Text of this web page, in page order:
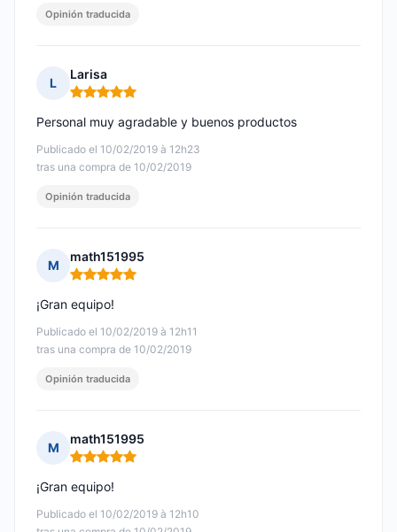
Opinión traducida
L
Larisa
Nota: 5 de 5
Publicado el 10/02/2019 à 12h23
tras una compra de 10/02/2019
Personal muy agradable y buenos productos
Opinión traducida
M
math151995
Nota: 5 de 5
Publicado el 10/02/2019 à 12h11
tras una compra de 10/02/2019
¡Gran equipo!
Opinión traducida
M
math151995
Nota: 5 de 5
Publicado el 10/02/2019 à 12h10
¡Gran equipo!